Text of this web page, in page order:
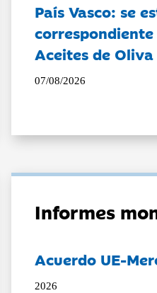
País Vasco: se
Aceites de
07/08/2026
Informes
Acuerdo UE-
2026